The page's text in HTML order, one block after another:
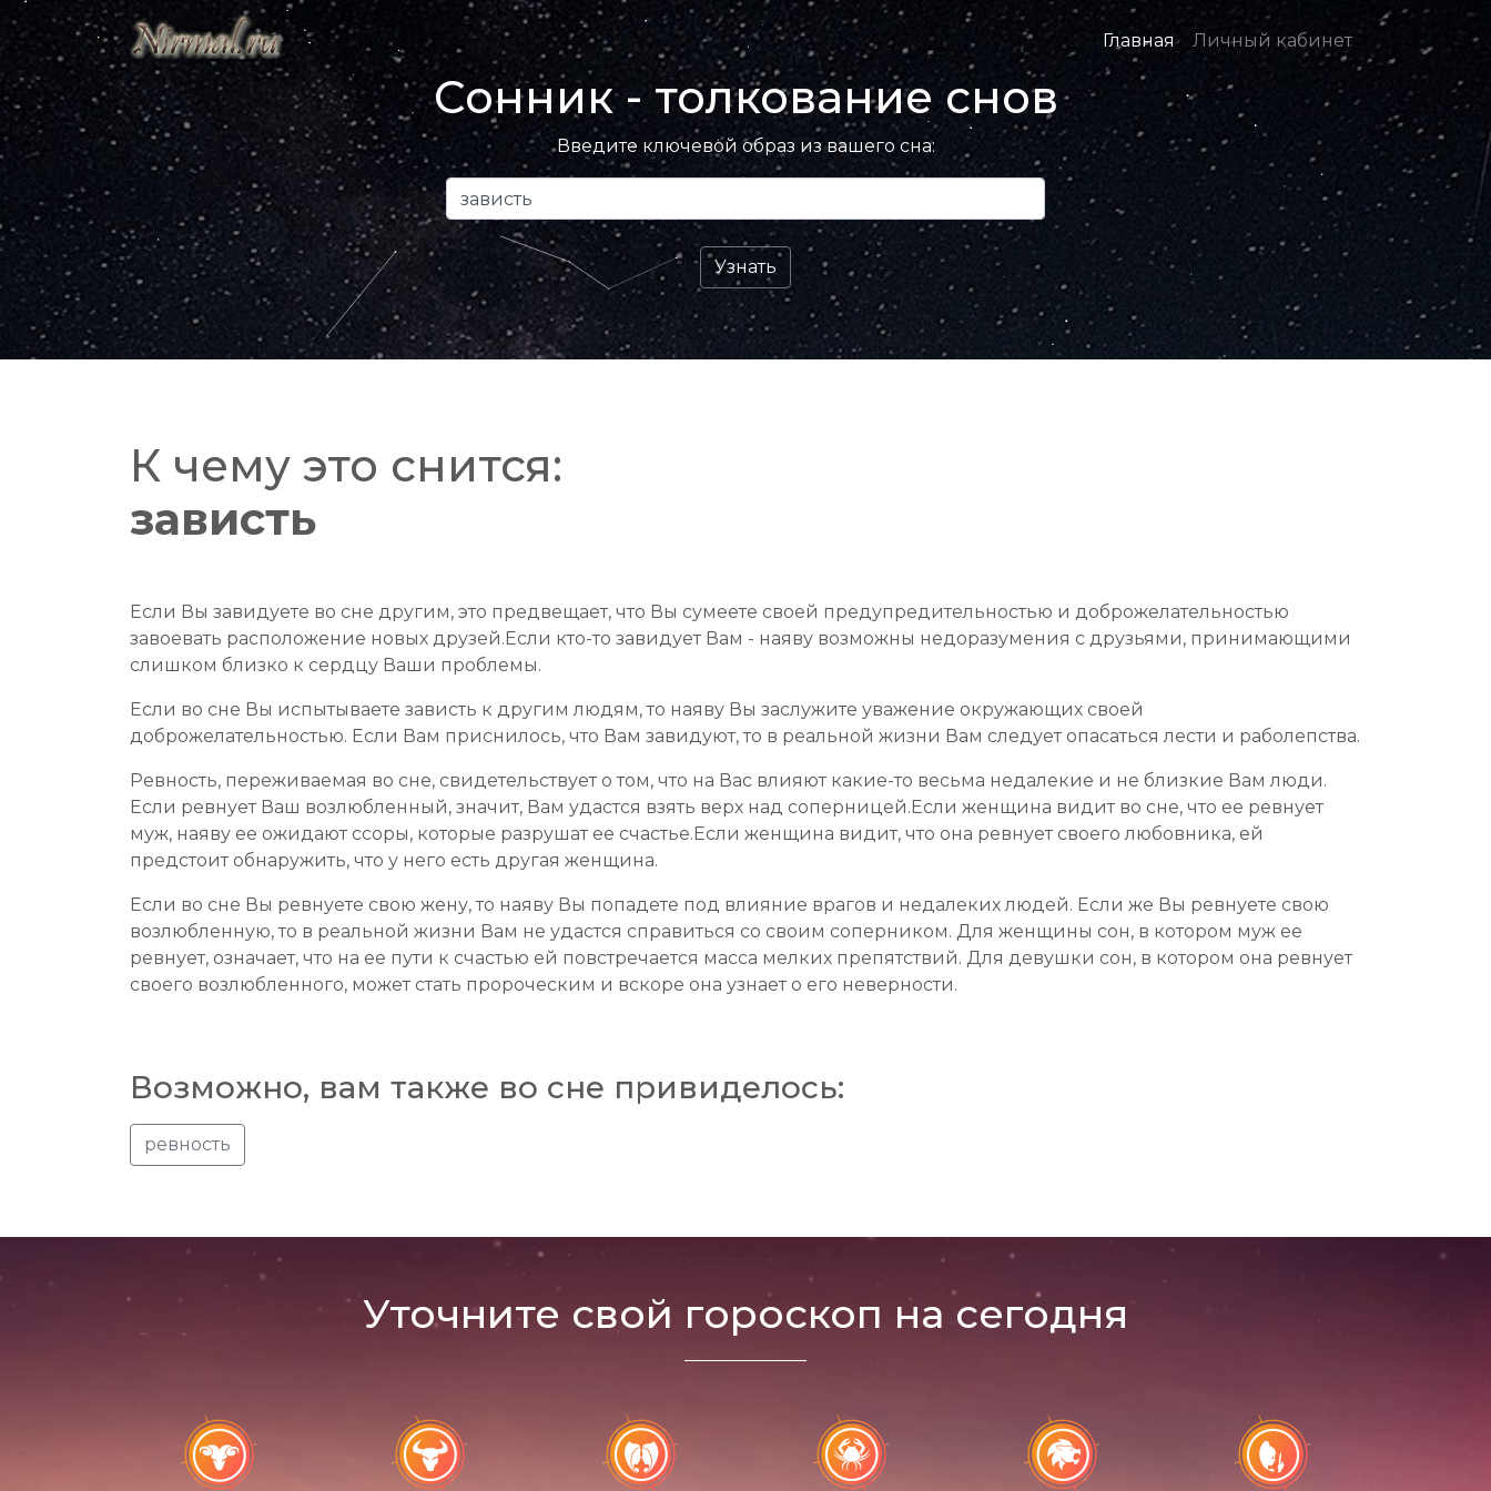
Главная Личный кабинет
Сонник - толкование снов
Введите ключевой образ из вашего сна:
К чему это снится:
зависть
Если Вы завидуете во сне другим, это предвещает, что Вы сумеете своей предупредительностью и доброжелательностью
завоевать расположение новых друзей.Если кто-то завидует Вам - наяву возможны недоразумения с друзьями, принимающими
слишком близко к сердцу Ваши проблемы.
Если во сне Вы испытываете зависть к другим людям, то наяву Вы заслужите уважение окружающих своей
доброжелательностью. Если Вам приснилось, что Вам завидуют, то в реальной жизни Вам следует опасаться лести и раболепства.
Ревность, переживаемая во сне, свидетельствует о том, что на Вас влияют какие-то весьма недалекие и не близкие Вам люди.
Если ревнует Ваш возлюбленный, значит, Вам удастся взять верх над соперницей.Если женщина видит во сне, что ее ревнует
муж, наяву ее ожидают ссоры, которые разрушат ее счастье.Если женщина видит, что она ревнует своего любовника, ей
предстоит обнаружить, что у него есть другая женщина.
Если во сне Вы ревнуете свою жену, то наяву Вы попадете под влияние врагов и недалеких людей. Если же Вы ревнуете свою
возлюбленную, то в реальной жизни Вам не удастся справиться со своим соперником. Для женщины сон, в котором муж ее
ревнует, означает, что на ее пути к счастью ей повстречается масса мелких препятствий. Для девушки сон, в котором она ревнует
своего возлюбленного, может стать пророческим и вскоре она узнает о его неверности.
Возможно, вам также во сне привиделось:
ревность
Уточните свой гороскоп на сегодня